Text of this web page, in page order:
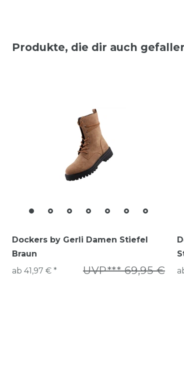
Produkte, die dir auch
Dockers by Gerli Damen Stiefel
Braun
UVP*** 69,95 €
ab 41,97 € *